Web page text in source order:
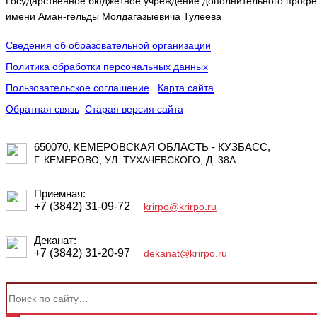
имени Аман-гельды Молдагазыевича Тулеева
Сведения об образовательной организации
Политика обработки персональных данных
Пользовательское соглашение
Карта сайта
Обратная связь Старая версия сайта
650070, КЕМЕРОВСКАЯ ОБЛАСТЬ - КУЗБАСС,
Г. КЕМЕРОВО, УЛ. ТУХАЧЕВСКОГО, Д. 38А
Приемная:
+7 (3842) 31-09-72 | krirpo@krirpo.ru
Деканат:
+7 (3842) 31-20-97 | dekanat@krirpo.ru